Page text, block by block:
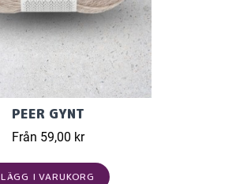
PEER GYNT
Från 59,00 kr
LÄGG I VARUKORG